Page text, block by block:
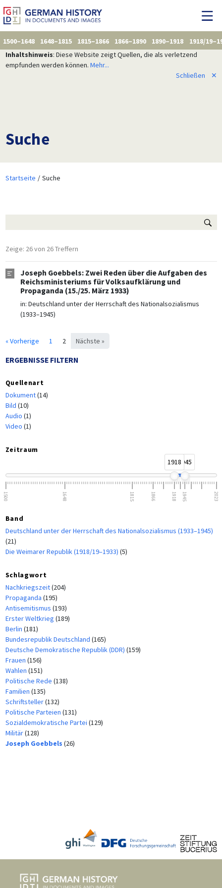
1500–1648 1648–1815 1815–1866 1866–1890 1890–1918
1918/
Inhaltshinweis: Diese Website zeigt Quellen, die als verletzend
empfunden werden können. Mehr...
Schließen
✕
Suche
Startseite Suche
Zeige: 26 von 26 Treffern
Joseph Goebbels: Zwei Reden über die Aufgaben des
Reichsministeriums für Volksaufklärung und
Propaganda (15./25. März 1933)
in: Deutschland unter der Herrschaft des Nationalsozialismus
(1933–1945)
« Vorherige 1 2 Nächste »
ERGEBNISSE FILTERN
Quellenart
Dokument(14)
Bild (10)
Audio (1)
Video (1)
Zeitraum
19181945
1500 1648 1815 1866 1918 1945 2023
Band
Deutschland unter der Herrschaft des Nationalsozialismus (1933–1945)
(21)
Die Weimarer Republik (1918/19–1933) (5)
Schlagwort
Nachkriegszeit(204)
Propaganda (195)
Antisemitismus (193)
Erster Weltkrieg (189)
Berlin (181)
Bundesrepublik Deutschland (165)
Deutsche Demokratische Republik (DDR) (159)
Frauen (156)
Wahlen (151)
Politische Rede (138)
Familien (135)
Schriftsteller(132)
Politische Parteien (131)
Sozialdemokratische Partei (129)
Militär(128)
Joseph Goebbels (26)